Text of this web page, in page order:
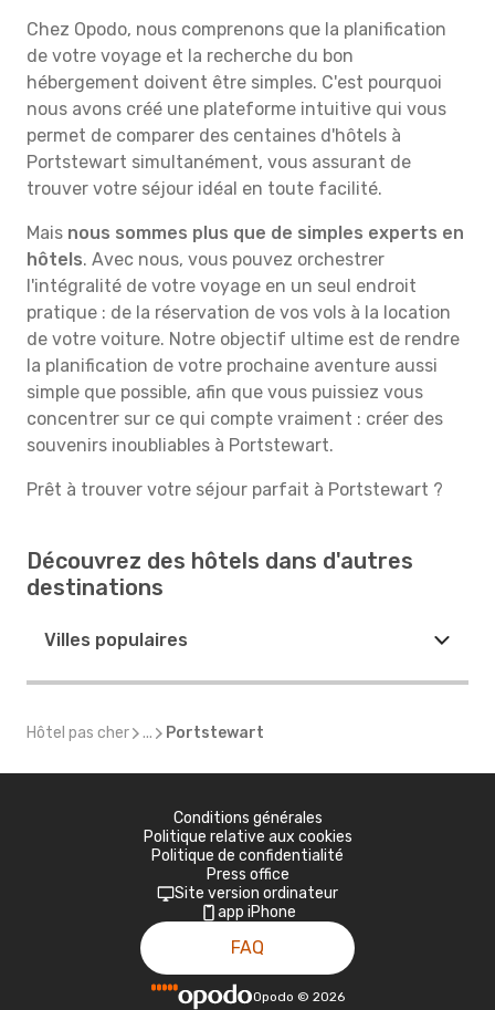
Chez Opodo, nous comprenons que la planification
de votre voyage et la recherche du bon
hébergement doivent être simples. C'est pourquoi
nous avons créé une plateforme intuitive qui vous
permet de comparer des centaines d'hôtels à
Portstewart simultanément, vous assurant de
trouver votre séjour idéal en toute facilité.
Mais nous sommes plus que de simples experts en
hôtels. Avec nous, vous pouvez orchestrer
l'intégralité de votre voyage en un seul endroit
pratique : de la réservation de vos vols à la location
de votre voiture. Notre objectif ultime est de rendre
la planification de votre prochaine aventure aussi
simple que possible, afin que vous puissiez vous
concentrer sur ce qui compte vraiment : créer des
souvenirs inoubliables à Portstewart.
Prêt à trouver votre séjour parfait à Portstewart ?
Découvrez des hôtels dans d'autres
destinations
Villes populaires
Hôtel pas cher ... Portstewart
Conditions générales
Politique relative aux cookies
Politique de confidentialité
Press office
Site version ordinateur
app iPhone
FAQ
Opodo © 2026